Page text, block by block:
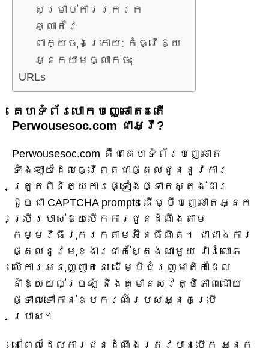
សម្រាប់ការរុករក
ឆ្លាតវៃ
ពាក្យចុងក្រោយ: កុំធ្វើឱ្យ
អ្នកយាមធ្លាក់ចុះ
URLs
គេហទំព័របោកបញ្ឆោត៖ តើ
Perwousesoc.com ជាអ្វី?
Perwousesoc.com គឺជាគេហទំព័របញ្ឆោត
ទាំងឡាយដែលធ្វើពុតជាផ្តល់ជូននូវការ
ត្រួតពិនិត្យការផ្ទៀងផ្ទាត់ស្តង់ដារ
ដូចជា CAPTCHA prompts ដើម្បីបញ្ឆោតអ្នក
ប្រើប្រាស់ឱ្យបើកការជូនដំណឹងតាម
កម្មវិធីរុករកតាមអ៊ីនធឺណិត។ ជាជាងការ
ផ្តល់នូវមុខងារជាក់ស្តែងណាមួយ វារំលោភ
លើការអនុញ្ញាតនេះ ដើម្បីជំរុញមាតិកាដែល
នាំឱ្យយល់ច្រឡំ និងគ្មានសុវត្ថិភាពដោយ
ផ្ទាល់ទៅកាន់ឧបករណ៍របស់អ្នកប្រើ
ប្រាស់។
នៅពេលដែលការជូនដំណឹងត្រូវបានបើក អ្នក